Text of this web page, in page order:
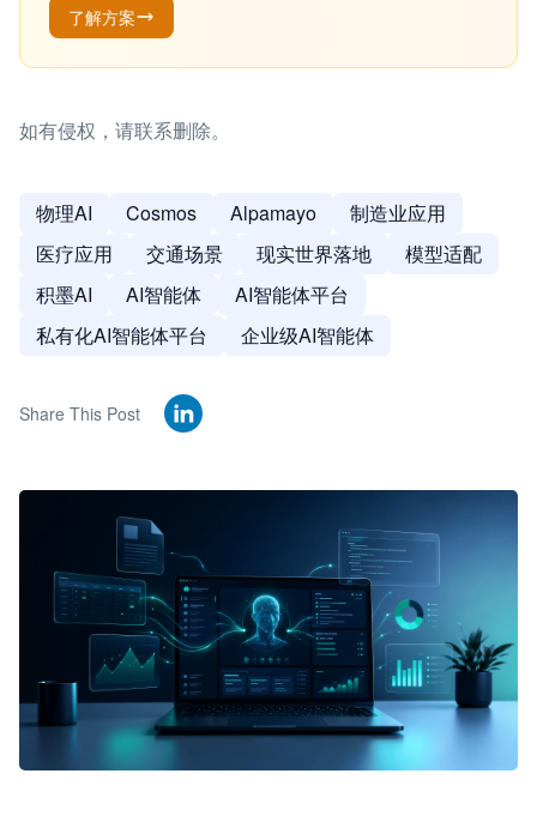
了解方案
如有侵权，请联系删除。
物理AI Cosmos Alpamayo
制造业应用
医疗应用
交通场景 现实世界落地
模型适配
积墨AI
AI智能体
AI智能体平台
私有化AI智能体平台
企业级AI智能体
Share This Post